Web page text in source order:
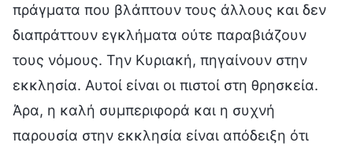
πράγματα που βλάπτουν τους άλλους και δεν
διαπράττουν εγκλήματα ούτε παραβιάζουν
τους νόμους. Την Κυριακή, πηγαίνουν στην
εκκλησία. Αυτοί είναι οι πιστοί στη θρησκεία.
Άρα, η καλή συμπεριφορά και η συχνή
παρουσία στην εκκλησία είναι απόδειξη ότι